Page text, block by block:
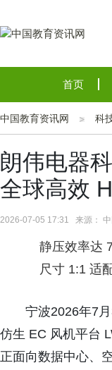
首页
中国教育资讯网 科
朗伟电器
全球高效
2026-07-05 17:31 来源： 中
静压效率达
尺寸 1:1 适
宁波2026年7
仿生 EC 风机平台
正面向数据中心、